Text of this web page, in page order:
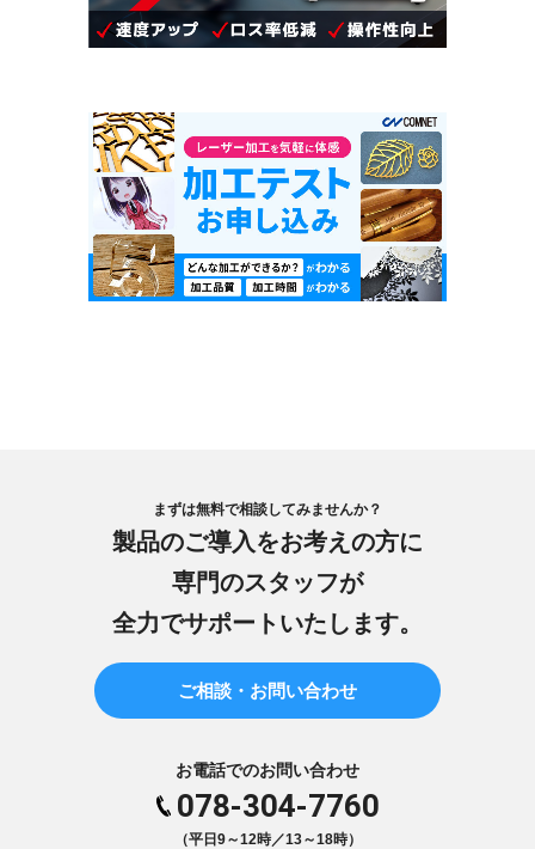
まずは無料で相談してみませんか？
製品のご導入をお考えの方に
専門のスタッフが
全力でサポートいたします。
ご相談・お問い合わせ
お電話でのお問い合わせ
078-304-7760
（平日9～12時／13～18時）